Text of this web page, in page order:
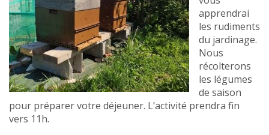
apprendrai
les rudiments
du jardinage.
Nous
récolterons
les légumes
de saison
pour préparer votre déjeuner. L’activité prendra fin
vers 11h.